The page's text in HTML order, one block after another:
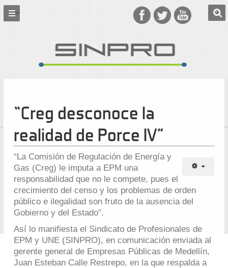
“Creg desconoce la
realidad de Porce IV”
“La Comisión de Regulación de Energía y
Gas (Creg) le imputa a EPM una
responsabilidad que no le compete, pues el
crecimiento del censo y los problemas de orden
público e ilegalidad son fruto de la ausencia del
Gobierno y del Estado”.
Así lo manifiesta el Sindicato de Profesionales de
EPM y UNE (SINPRO), en comunicación enviada al
gerente general de Empresas Públicas de Medellín,
Juan Esteban Calle Restrepo, en la que respalda a